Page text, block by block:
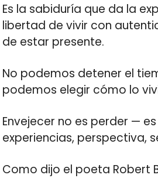
Es la sabiduría que da la
libertad de vivir con
de estar presente.
No podemos detener el
podemos elegir cómo lo
Envejecer no es perder —
experiencias, perspectiva,
Como dijo el poeta Robert